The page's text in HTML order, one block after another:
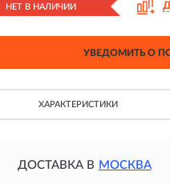
НЕТ В НАЛИЧИИ
УВЕДОМИТЬ О
ХАРАКТЕРИСТИКИ
ДОСТАВКА В МОСКВА